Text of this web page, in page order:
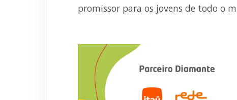
promissor para os jovens de todo o